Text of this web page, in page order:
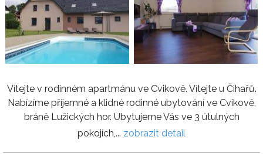
Vítejte v rodinném apartmánu ve Cvikově. Vítejte u Čihařů.
Nabízíme příjemné a klidné rodinné ubytování ve Cvikově,
bráně Lužických hor. Ubytujeme Vás ve 3 útulných
pokojích,... zobrazit detail